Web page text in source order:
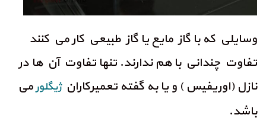
وسايلي كه با گاز مايع يا گاز طبيعي كار مي كنند
تفاوت چنداني با هم ندارند. تنها تفاوت آن ها در
نازل (اوريفيس ) و يا به گفته تعميركارانژيگلورمي
باشد.